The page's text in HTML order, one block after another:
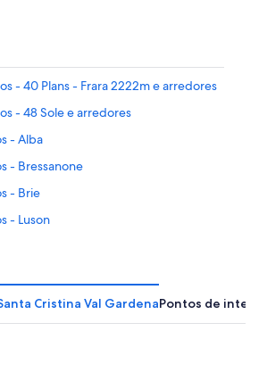
- 40 Plans - Frara 2222m e arredores
- 48 Sole e arredores
- Alba
- Bressanone
- Brie
- Luson
- Puntac
- Riga Davanti
- Selva di Val Gardena
Siusi
Cristina Val GardenaPontos de